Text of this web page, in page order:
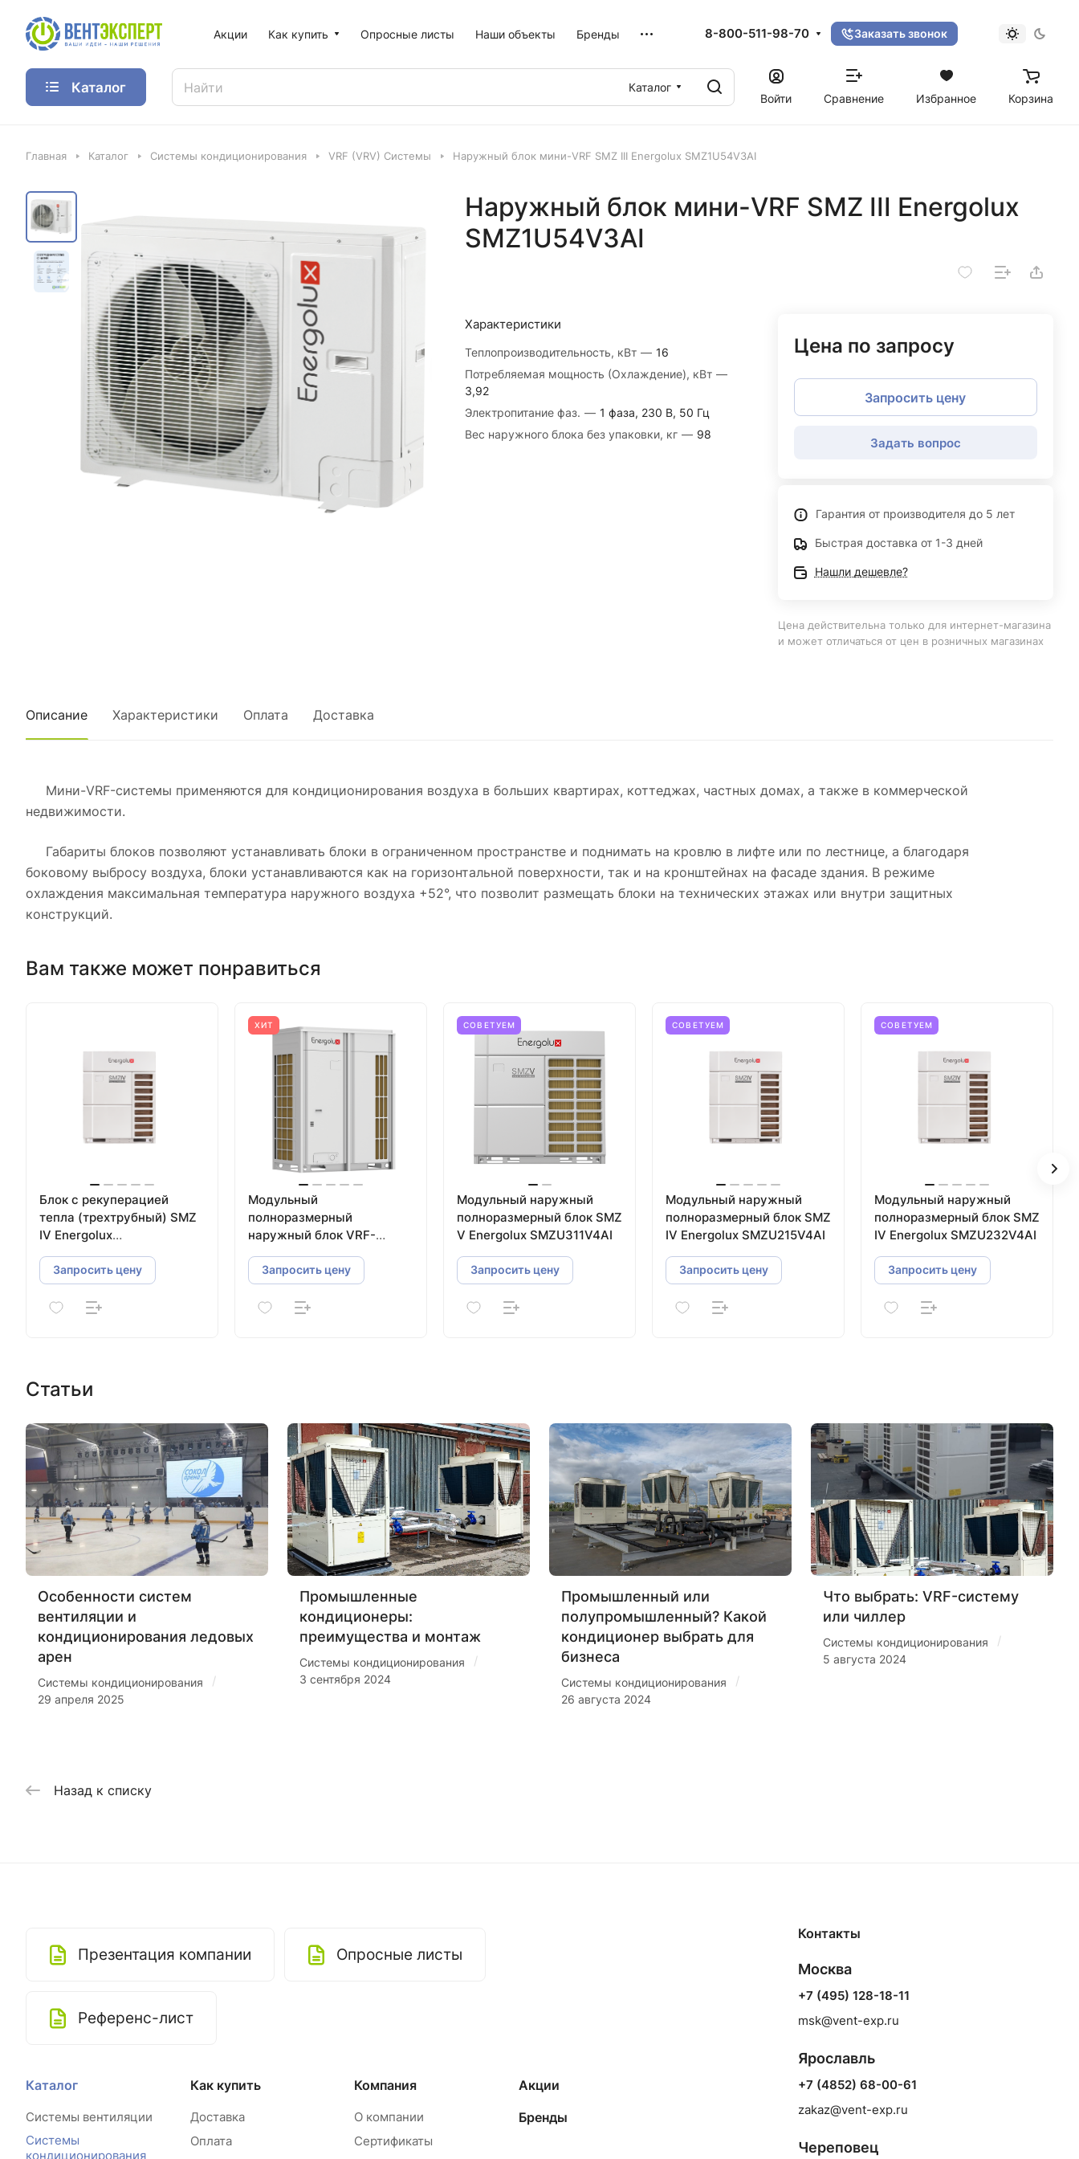
Акции Как купить Опросные листы Наши объекты Бренды 8-800-511-98-70 Заказать звонок
Каталог
Каталог
Войти
Сравнение Избранное Корзина
Главная Каталог Системы кондиционирования VRF (VRV) Системы Наружный блок мини-VRF SMZ III Energolux SMZ1U54V3AI
Наружный блок мини-VRF SMZ III Energolux
SMZ1U54V3AI
Характеристики
Теплопроизводительность, кВт — 16
Потребляемая мощность (Охлаждение), кВт —
3,92
Электропитание фаз. — 1 фаза, 230 В, 50 Гц
Вес наружного блока без упаковки, кг — 98
Цена по запросу
Запросить цену
Задать вопрос
Гарантия от производителя до 5 лет
Быстрая доставка от 1-3 дней
Нашли дешевле?
Цена действительна только для интернет-магазина
и может отличаться от цен в розничных магазинах
Описание Характеристики Оплата Доставка
Мини-VRF-системы применяются для кондиционирования воздуха в больших квартирах, коттеджах, частных домах, а также в коммерческой
недвижимости.
Габариты блоков позволяют устанавливать блоки в ограниченном пространстве и поднимать на кровлю в лифте или по лестнице, а благодаря
боковому выбросу воздуха, блоки устанавливаются как на горизонтальной поверхности, так и на кронштейнах на фасаде здания. В режиме
охлаждения максимальная температура наружного воздуха +52°, что позволит размещать блоки на технических этажах или внутри защитных
конструкций.
Вам также может понравиться
Блок с рекуперацией
тепла (трехтрубный) SMZ
IV Energolux
SMZUR150V4AI
Запросить цену
ХИТ
Модульный
полноразмерный
наружный блок VRF-
систем Energolux
SMZU232CEBI
Запросить цену
СОВЕТУЕМ
Модульный наружный
полноразмерный блок SMZ
V Energolux SMZU311V4AI
Запросить цену
СОВЕТУЕМ
Модульный наружный
полноразмерный блок SMZ
IV Energolux SMZU215V4AI
Запросить цену
СОВЕТУЕМ
Модульный наружный
полноразмерный блок SMZ
IV Energolux SMZU232V4AI
Запросить цену
Статьи
Особенности систем
вентиляции и
кондиционирования ледовых
арен
Системы кондиционирования /
29 апреля 2025
Промышленные
кондиционеры:
преимущества и монтаж
Системы кондиционирования /
3 сентября 2024
Промышленный или
полупромышленный? Какой
кондиционер выбрать для
бизнеса
Системы кондиционирования /
26 августа 2024
Что выбрать: VRF-систему
или чиллер
Системы кондиционирования /
5 августа 2024
Назад к списку
Презентация компании Опросные листы
Референс-лист
Каталог
Системы вентиляции
Системы
кондиционирования
Как купить
Доставка
Оплата
Компания
О компании
Сертификаты
Акции
Бренды
Контакты
Москва
+7 (495) 128-18-11
msk@vent-exp.ru
Ярославль
+7 (4852) 68-00-61
zakaz@vent-exp.ru
Череповец